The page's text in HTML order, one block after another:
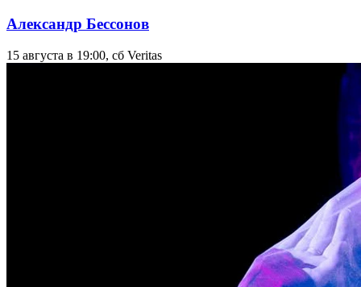
Александр Бессонов
15 августа в 19:00, сб Veritas